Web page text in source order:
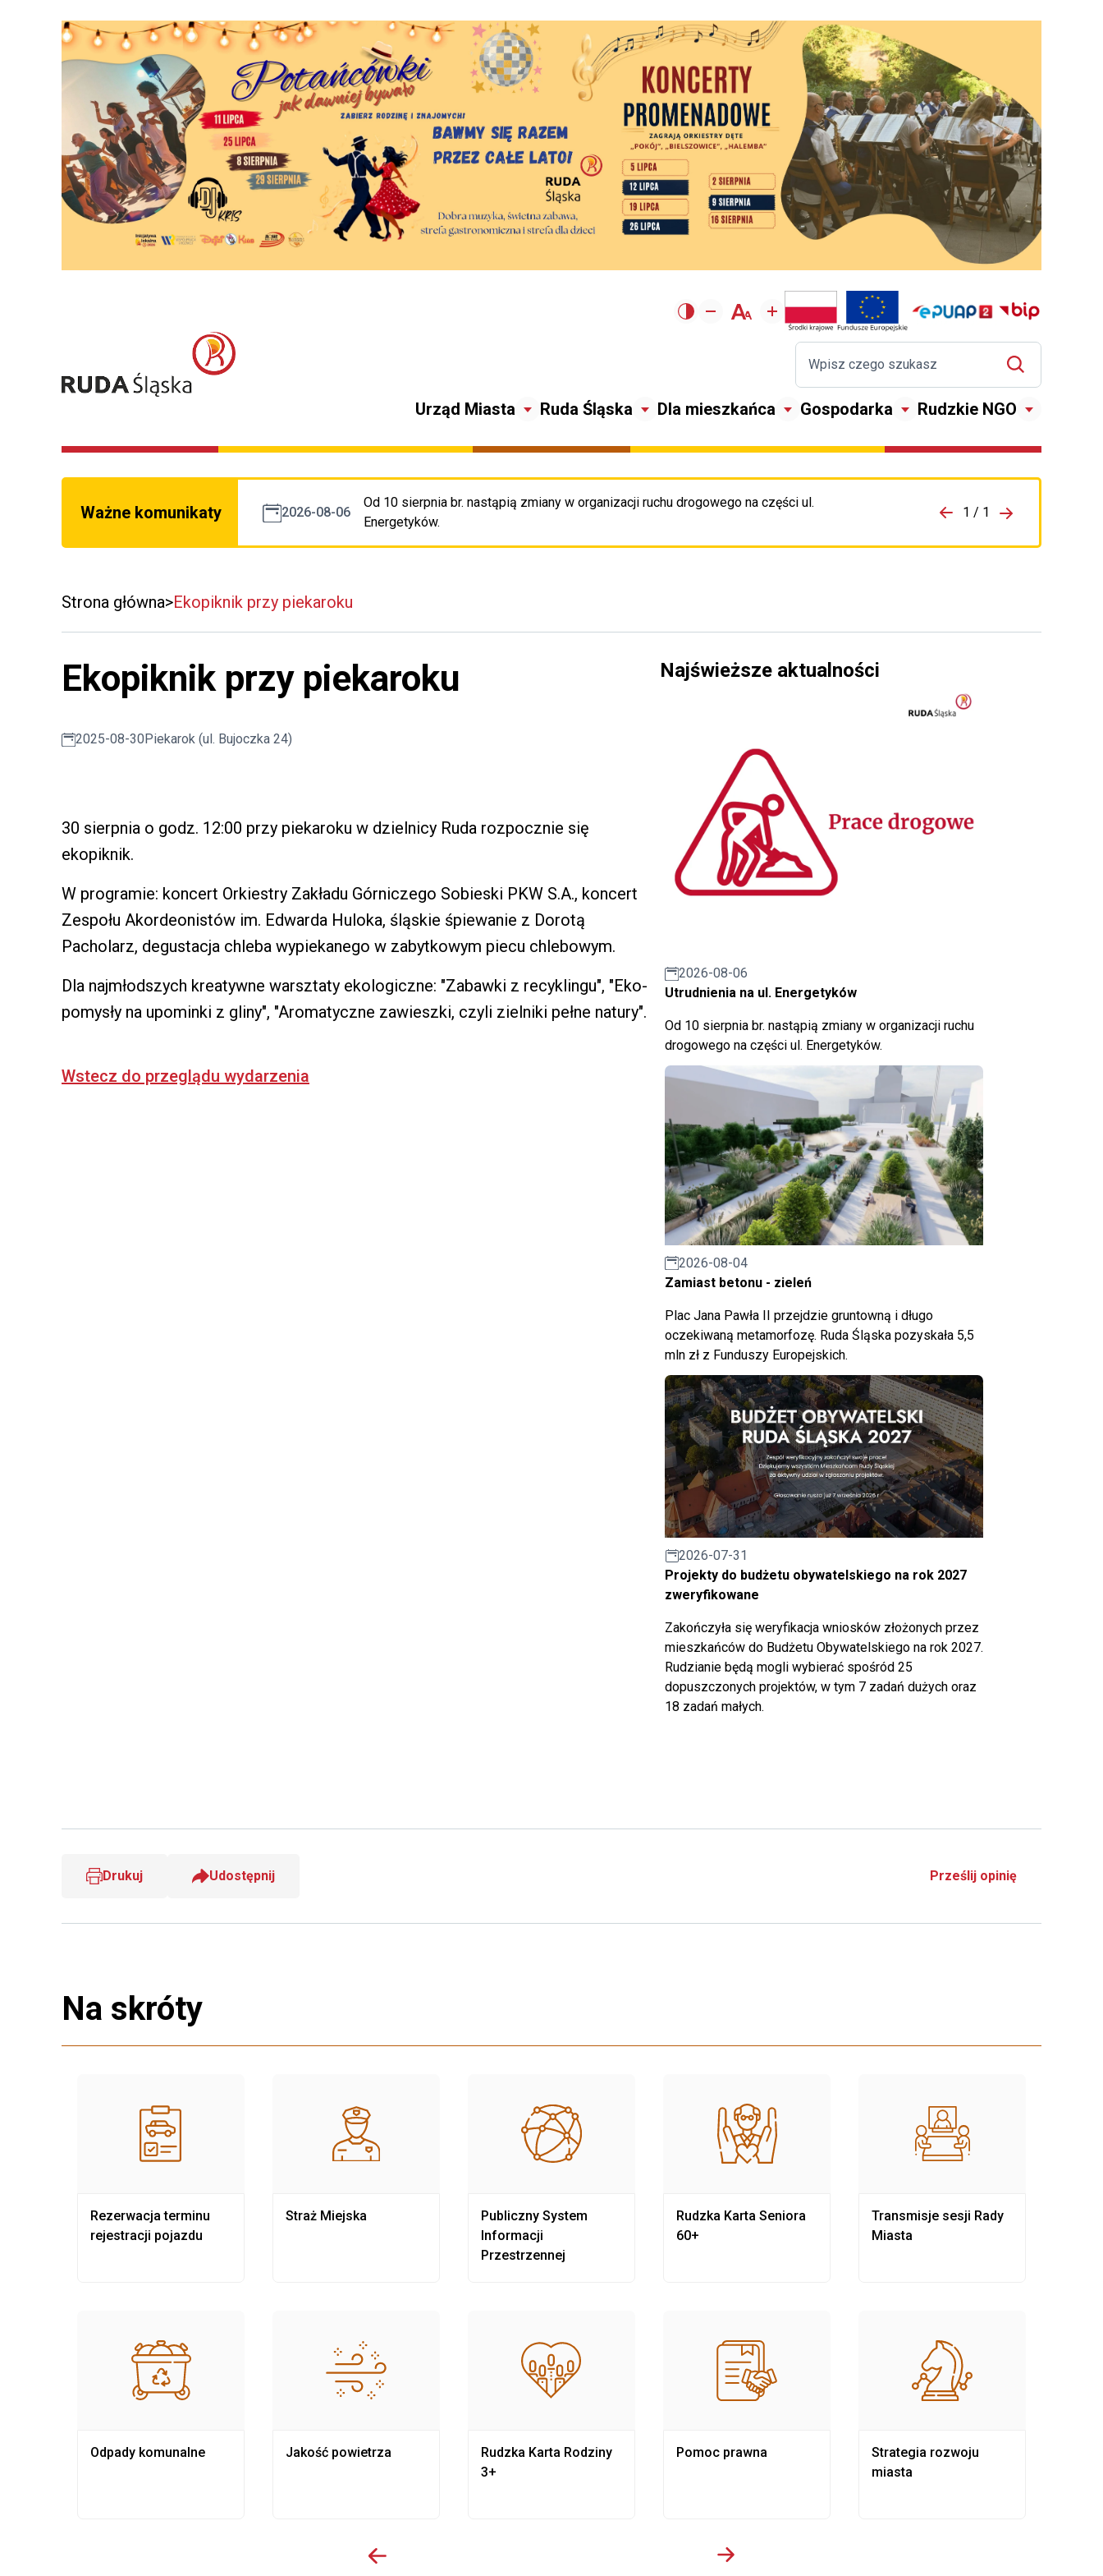
Urząd Miasta Ruda Śląska Dla mieszkańca Gospodarka Rudzkie NGO
Ważne komunikaty 2026-08-06
Od 10 sierpnia br. nastąpią zmiany w organizacji ruchu drogowego na części ul.
Energetyków.
Przejdź do porzpedniego komunikatu 1 / 1
Przejdź do
Strona główna Ekopiknik przy piekaroku
Ekopiknik przy piekaroku
2025-08-30 Piekarok (ul. Bujoczka 24)
30 sierpnia o godz. 12:00 przy piekaroku w dzielnicy Ruda rozpocznie się
ekopiknik.
W programie: koncert Orkiestry Zakładu Górniczego Sobieski PKW S.A., koncert
Zespołu Akordeonistów im. Edwarda Huloka, śląskie śpiewanie z Dorotą
Pacholarz, degustacja chleba wypiekanego w zabytkowym piecu chlebowym.
Dla najmłodszych kreatywne warsztaty ekologiczne: "Zabawki z recyklingu", "Eko-
pomysły na upominki z gliny", "Aromatyczne zawieszki, czyli zielniki pełne natury".
Wstecz do przeglądu wydarzenia
Najświeższe aktualności
2026-08-06
Utrudnienia na ul. Energetyków
Od 10 sierpnia br. nastąpią zmiany w organizacji ruchu
drogowego na części ul. Energetyków.
2026-08-04
Zamiast betonu - zieleń
Plac Jana Pawła II przejdzie gruntowną i długo
oczekiwaną metamorfozę. Ruda Śląska pozyskała 5,5
mln zł z Funduszy Europejskich.
2026-07-31
Projekty do budżetu obywatelskiego na rok 2027
zweryfikowane
Zakończyła się weryfikacja wniosków złożonych przez
mieszkańców do Budżetu Obywatelskiego na rok 2027.
Rudzianie będą mogli wybierać spośród 25
dopuszczonych projektów, w tym 7 zadań dużych oraz
18 zadań małych.
Drukuj Udostępnij Prześlij opinię
Na skróty
Rezerwacja terminu
rejestracji pojazdu
Odpady komunalne
Straż Miejska
Jakość powietrza
Publiczny System
Informacji
Przestrzennej
Rudzka Karta Rodziny
3+
Rudzka Karta Seniora
60+
Pomoc prawna
Transmisje sesji Rady
Miasta
Strategia rozwoju
miasta